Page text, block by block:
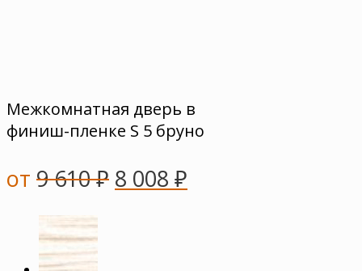
Межкомнатная дверь в
финиш-пленке S 5 бруно
от 9 610₽ 8 008 ₽